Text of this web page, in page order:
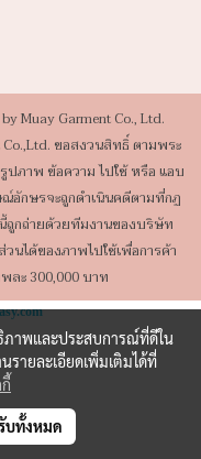
Muay Garment Co., Ltd.
ขอสงวนสิทธิ์ ตามพระ
ภาพ ข้อความ ไปใช้ หรือ แอบ
อักษรจะถูกดำเนินคดีตามที่กฏ
กถ่ายด้วยทีมงานของบริษัท
นได้ของภาพไปใช้เพื่อการค้า
ละ 300,000 บาท
ภาพและประสบการณ์ที่ดีใน
รายละเอียดเพิ่มเติมได้ที่
บทั้งหมด